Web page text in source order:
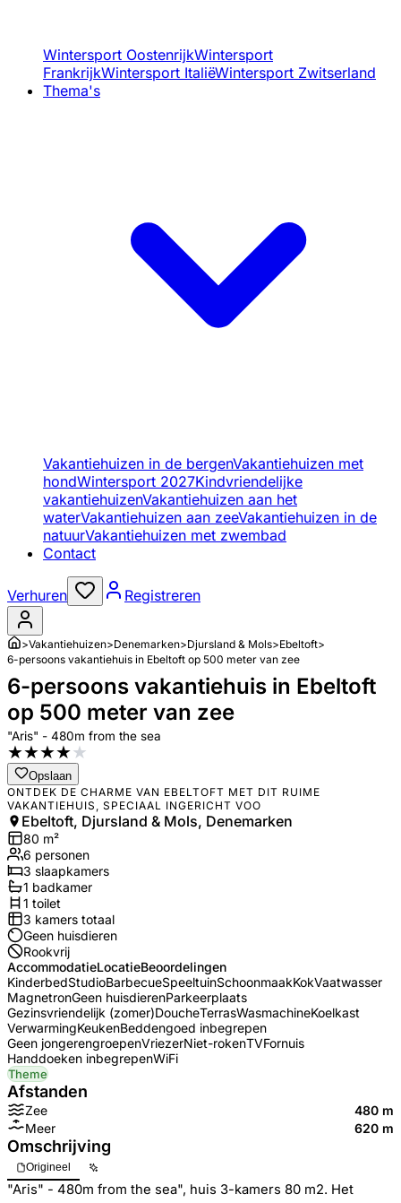
Wintersport OostenrijkWintersport
FrankrijkWintersport ItaliëWintersport Zwitserland
Thema's
Vakantiehuizen in de bergenVakantiehuizen met
hondWintersport 2027Kindvriendelijke
vakantiehuizenVakantiehuizen aan het
waterVakantiehuizen aan zeeVakantiehuizen in de
natuurVakantiehuizen met zwembad
Contact
Verhuren Registreren
>Vakantiehuizen>Denemarken>Djursland & Mols>Ebeltoft>
6-persoons vakantiehuis in Ebeltoft op 500 meter van zee
6-persoons vakantiehuis in Ebeltoft
op 500 meter van zee
"Aris" - 480m from the sea
★★★★★
Opslaan
ONTDEK DE CHARME VAN EBELTOFT MET DIT RUIME
VAKANTIEHUIS, SPECIAAL INGERICHT VOO
Ebeltoft, Djursland & Mols, Denemarken
80 m²
6 personen
3 slaapkamers
1 badkamer
1 toilet
3 kamers totaal
Geen huisdieren
Rookvrij
AccommodatieLocatieBeoordelingen
KinderbedStudioBarbecueSpeeltuinSchoonmaakKokVaatwasser
MagnetronGeen huisdierenParkeerplaats
Gezinsvriendelijk (zomer)DoucheTerrasWasmachineKoelkast
VerwarmingKeukenBeddengoed inbegrepen
Geen jongerengroepenVriezerNiet-rokenTVFornuis
Handdoeken inbegrepenWiFi
Theme
Afstanden
Zee
480 m
Meer
620 m
Omschrijving
Origineel
"Aris" - 480m from the sea", huis 3-kamers 80 m2. Het